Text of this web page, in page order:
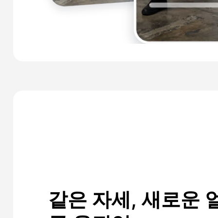
같은 자세, 새로운